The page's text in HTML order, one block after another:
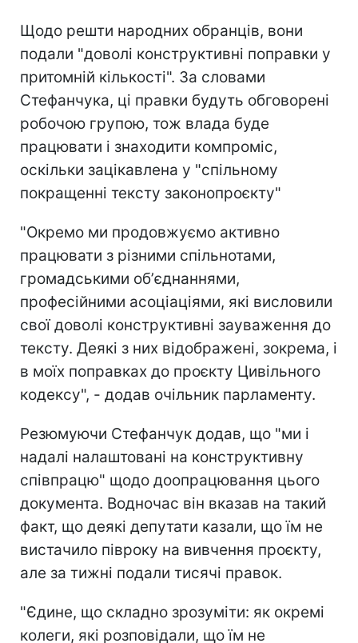
Щодо решти народних обранців, вони
подали "доволі конструктивні поправки у
притомній кількості". За словами
Стефанчука, ці правки будуть обговорені
робочою групою, тож влада буде
працювати і знаходити компроміс,
оскільки зацікавлена у "спільному
покращенні тексту законопроєкту"
"Окремо ми продовжуємо активно
працювати з різними спільнотами,
громадськими обʼєднаннями,
професійними асоціаціями, які висловили
свої доволі конструктивні зауваження до
тексту. Деякі з них відображені, зокрема, і
в моїх поправках до проєкту Цивільного
кодексу", - додав очільник парламенту.
Резюмуючи Стефанчук додав, що "ми і
надалі налаштовані на конструктивну
співпрацю" щодо доопрацювання цього
документа. Водночас він вказав на такий
факт, що деякі депутати казали, що їм не
вистачило півроку на вивчення проєкту,
але за тижні подали тисячі правок.
"Єдине, що складно зрозуміти: як окремі
колеги, які розповідали, що їм не